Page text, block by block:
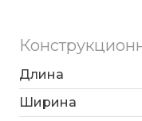
Длина
Ширина